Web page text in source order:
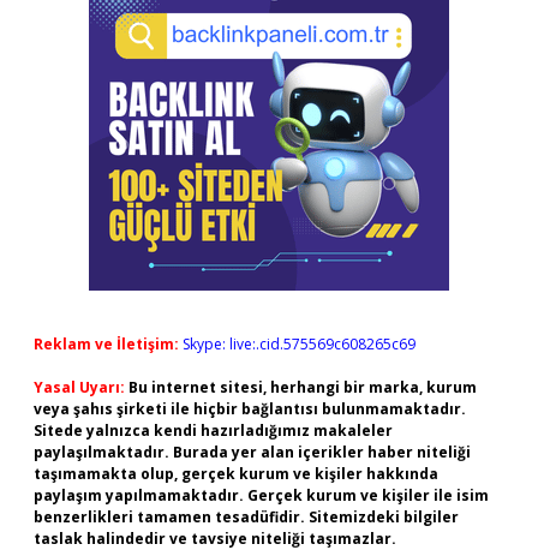
Reklam ve İletişim: Skype: live:.cid.575569c608265c69
Yasal Uyarı: Bu internet sitesi, herhangi bir marka, kurum
veya şahıs şirketi ile hiçbir bağlantısı bulunmamaktadır.
Sitede yalnızca kendi hazırladığımız makaleler
paylaşılmaktadır. Burada yer alan içerikler haber niteliği
taşımamakta olup, gerçek kurum ve kişiler hakkında
paylaşım yapılmamaktadır. Gerçek kurum ve kişiler ile isim
benzerlikleri tamamen tesadüfidir. Sitemizdeki bilgiler
taslak halindedir ve tavsiye niteliği taşımazlar.